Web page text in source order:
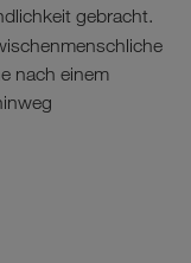
gebracht.
nach einem